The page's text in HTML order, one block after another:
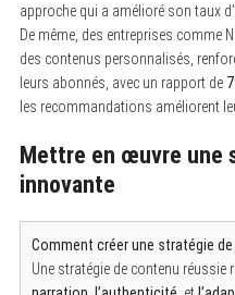
approche qui a amélioré son taux
De même, des entreprises comme
des contenus personnalisés,
leurs abonnés, avec un rapport de
les recommandations améliorent
Mettre en œuvre une
innovante
Comment créer une stratégie
Une stratégie de contenu réussie